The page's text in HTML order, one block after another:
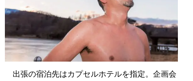
出張の宿泊先はカプセルホテルを指定。企画会